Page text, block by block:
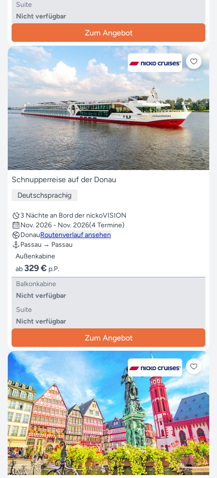
Suite
Nicht verfügbar
Zum Angebot
Schnupperreise auf der Donau
Deutschsprachig
3 Nächte an Bord der nickoVISION
Nov. 2026 - Nov. 2026(4 Termine)
DonauRoutenverlauf ansehen
Passau → Passau
Außenkabine
ab 329 € p.P.
Balkonkabine
Nicht verfügbar
Suite
Nicht verfügbar
Zum Angebot